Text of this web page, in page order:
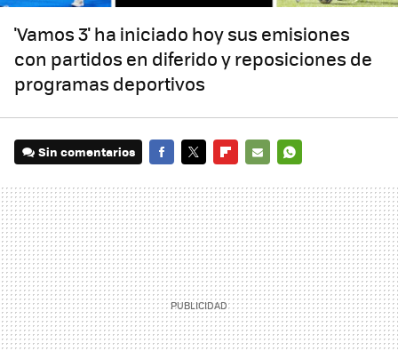
'Vamos 3' ha iniciado hoy sus emisiones
con partidos en diferido y reposiciones de
programas deportivos
Sin comentarios
MAIL